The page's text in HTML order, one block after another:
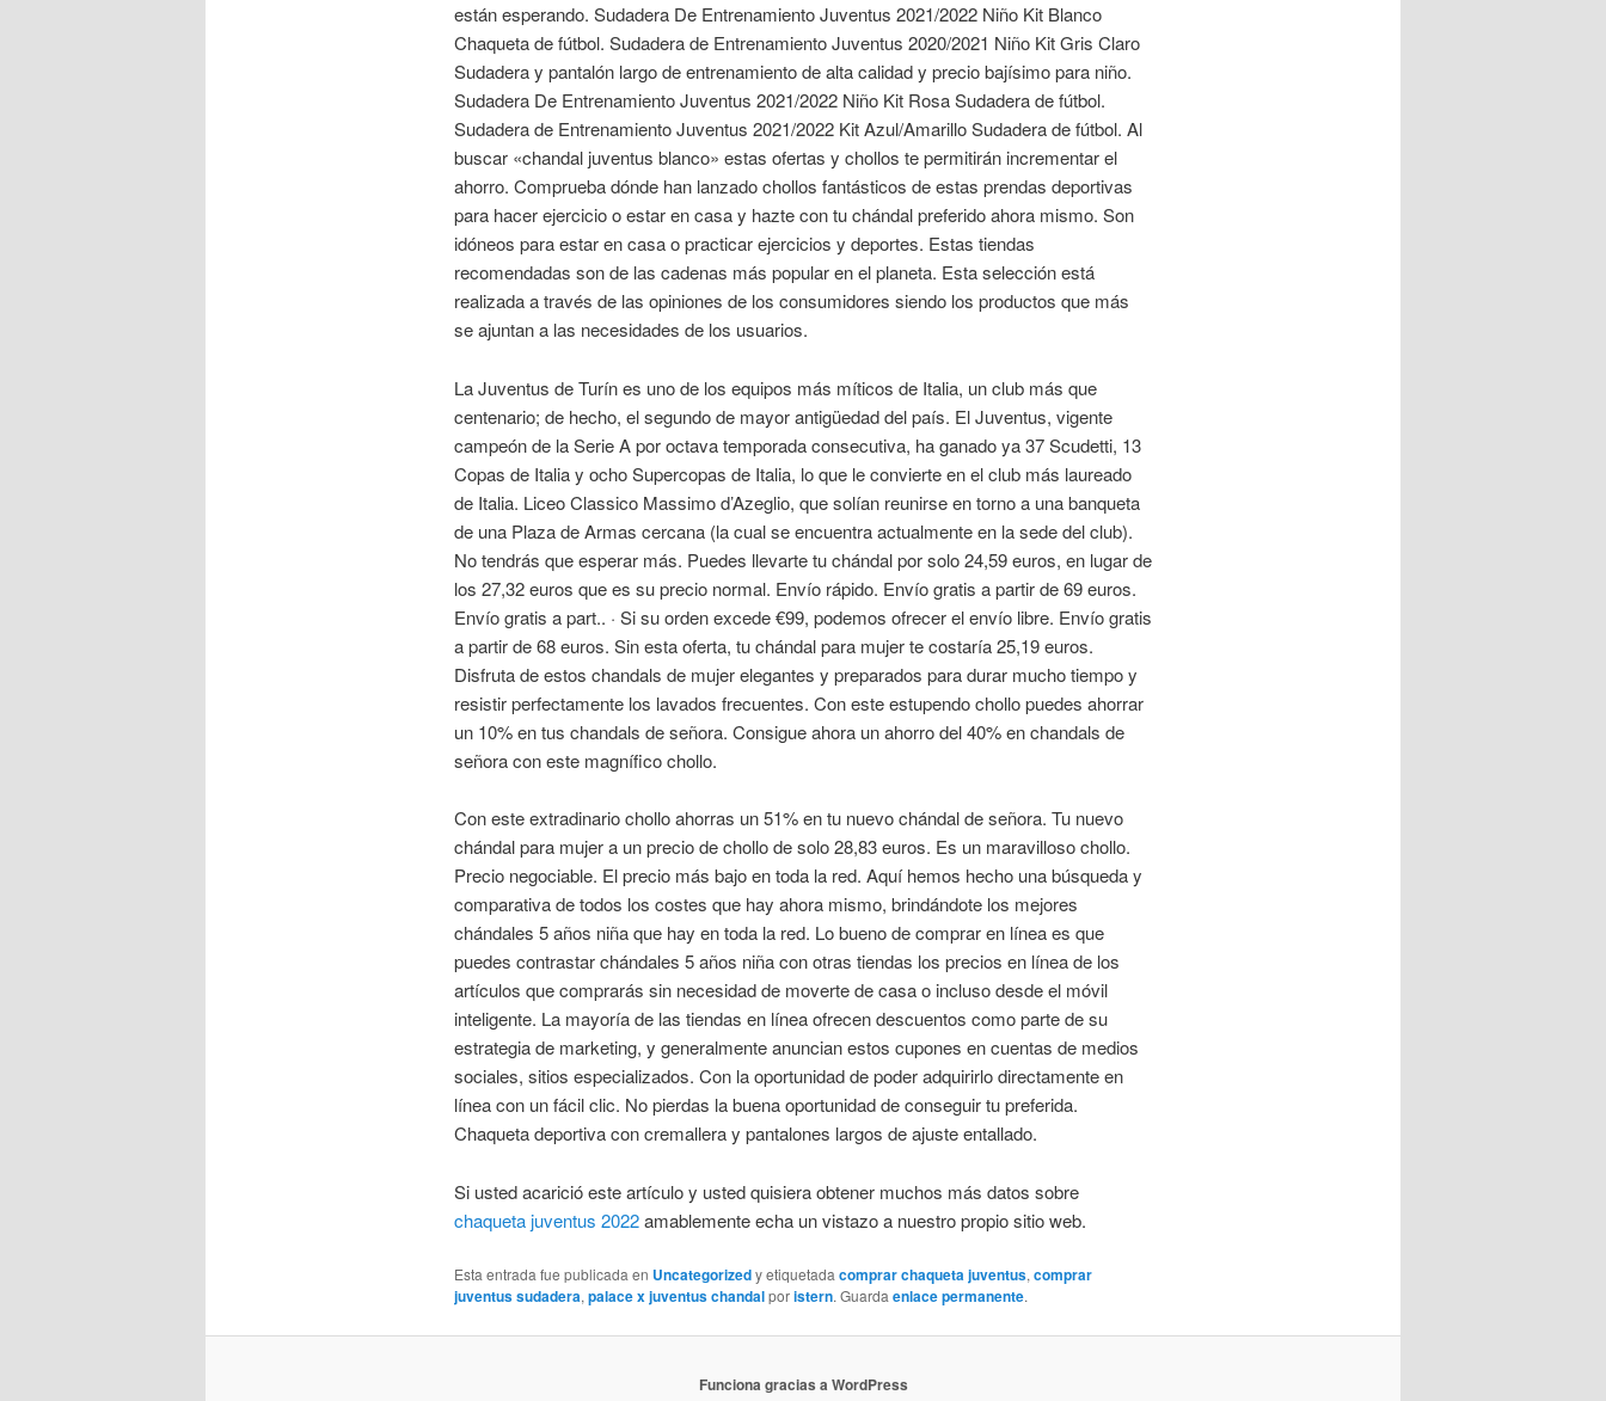
están esperando. Sudadera De Entrenamiento Juventus 2021/2022 Niño Kit Blanco
Chaqueta de fútbol. Sudadera de Entrenamiento Juventus 2020/2021 Niño Kit Gris Claro
Sudadera y pantalón largo de entrenamiento de alta calidad y precio bajísimo para niño.
Sudadera De Entrenamiento Juventus 2021/2022 Niño Kit Rosa Sudadera de fútbol.
Sudadera de Entrenamiento Juventus 2021/2022 Kit Azul/Amarillo Sudadera de fútbol. Al
buscar «chandal juventus blanco» estas ofertas y chollos te permitirán incrementar el
ahorro. Comprueba dónde han lanzado chollos fantásticos de estas prendas deportivas
para hacer ejercicio o estar en casa y hazte con tu chándal preferido ahora mismo. Son
idóneos para estar en casa o practicar ejercicios y deportes. Estas tiendas
recomendadas son de las cadenas más popular en el planeta. Esta selección está
realizada a través de las opiniones de los consumidores siendo los productos que más
se ajuntan a las necesidades de los usuarios.
La Juventus de Turín es uno de los equipos más míticos de Italia, un club más que
centenario; de hecho, el segundo de mayor antigüedad del país. El Juventus, vigente
campeón de la Serie A por octava temporada consecutiva, ha ganado ya 37 Scudetti, 13
Copas de Italia y ocho Supercopas de Italia, lo que le convierte en el club más laureado
de Italia. Liceo Classico Massimo d’Azeglio, que solían reunirse en torno a una banqueta
de una Plaza de Armas cercana (la cual se encuentra actualmente en la sede del club).
No tendrás que esperar más. Puedes llevarte tu chándal por solo 24,59 euros, en lugar de
los 27,32 euros que es su precio normal. Envío rápido. Envío gratis a partir de 69 euros.
Envío gratis a part.. · Si su orden excede €99, podemos ofrecer el envío libre. Envío gratis
a partir de 68 euros. Sin esta oferta, tu chándal para mujer te costaría 25,19 euros.
Disfruta de estos chandals de mujer elegantes y preparados para durar mucho tiempo y
resistir perfectamente los lavados frecuentes. Con este estupendo chollo puedes ahorrar
un 10% en tus chandals de señora. Consigue ahora un ahorro del 40% en chandals de
señora con este magnífico chollo.
Con este extradinario chollo ahorras un 51% en tu nuevo chándal de señora. Tu nuevo
chándal para mujer a un precio de chollo de solo 28,83 euros. Es un maravilloso chollo.
Precio negociable. El precio más bajo en toda la red. Aquí hemos hecho una búsqueda y
comparativa de todos los costes que hay ahora mismo, brindándote los mejores
chándales 5 años niña que hay en toda la red. Lo bueno de comprar en línea es que
puedes contrastar chándales 5 años niña con otras tiendas los precios en línea de los
artículos que comprarás sin necesidad de moverte de casa o incluso desde el móvil
inteligente. La mayoría de las tiendas en línea ofrecen descuentos como parte de su
estrategia de marketing, y generalmente anuncian estos cupones en cuentas de medios
sociales, sitios especializados. Con la oportunidad de poder adquirirlo directamente en
línea con un fácil clic. No pierdas la buena oportunidad de conseguir tu preferida.
Chaqueta deportiva con cremallera y pantalones largos de ajuste entallado.
Si usted acarició este artículo y usted quisiera obtener muchos más datos sobre
chaqueta juventus 2022amablemente echa un vistazo a nuestro propio sitio web.
Esta entrada fue publicada en Uncategorizedy etiquetada comprar chaqueta juventus, comprar
juventus sudadera, palace x juventus chandalporistern. Guarda enlace permanente.
Funciona gracias a WordPress